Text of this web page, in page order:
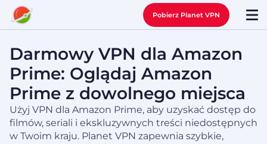
Pobierz Planet VPN
Darmowy VPN dla Amazon
Prime: Oglądaj Amazon
Prime z dowolnego miejsca
Użyj VPN dla Amazon Prime, aby uzyskać dostęp do
filmów, seriali i ekskluzywnych treści niedostępnych
w Twoim kraju. Planet VPN zapewnia szybkie,